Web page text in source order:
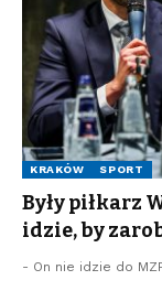
KRAKÓW SPORT
Były piłkarz
idzie, by
- On nie idzie do